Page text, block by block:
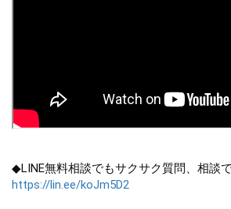
◆LINE無料相談でもサクサク質問、相談
https://lin.ee/koJm5D2